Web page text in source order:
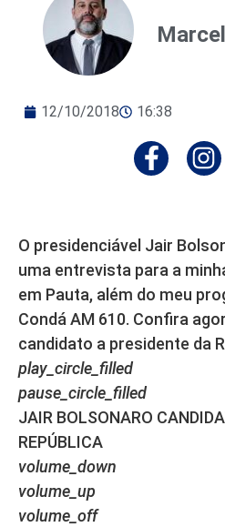
12/10/2018 16:38
O presidenciável Jair
uma entrevista para a
em Pauta, além do meu
Condá AM 610. Confira
candidato a presidente da
play_circle_filled
pause_circle_filled
JAIR BOLSONARO
REPÚBLICA
volume_down
volume_up
volume_off